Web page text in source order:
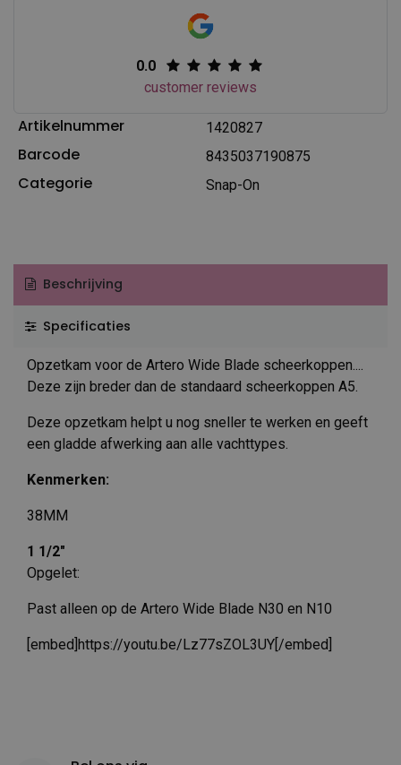
0.0
customer reviews
Artikelnummer 1420827
Barcode 8435037190875
Categorie Snap-On
Beschrijving
Specificaties
Opzetkam voor de Artero Wide Blade scheerkoppen....
Deze zijn breder dan de standaard scheerkoppen A5.
Deze opzetkam helpt u nog sneller te werken en geeft
een gladde afwerking aan alle vachttypes.
Kenmerken:
38MM
1 1/2"
Opgelet:
Past alleen op de Artero Wide Blade N30 en N10
[embed]https://youtu.be/Lz77sZOL3UY[/embed]